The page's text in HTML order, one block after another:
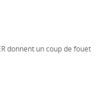
donnent un coup de fouet